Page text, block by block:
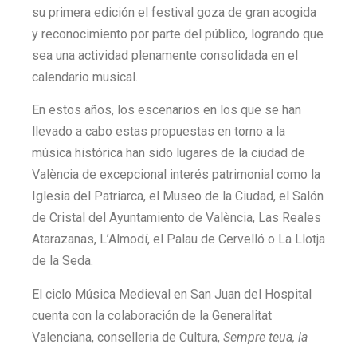
su primera edición el festival goza de gran acogida
y reconocimiento por parte del público, logrando que
sea una actividad plenamente consolidada en el
calendario musical.
En estos años, los escenarios en los que se han
llevado a cabo estas propuestas en torno a la
música histórica han sido lugares de la ciudad de
València de excepcional interés patrimonial como la
Iglesia del Patriarca, el Museo de la Ciudad, el Salón
de Cristal del Ayuntamiento de València, Las Reales
Atarazanas, L’Almodí, el Palau de Cervelló o La Llotja
de la Seda.
El ciclo Música Medieval en San Juan del Hospital
cuenta con la colaboración de la Generalitat
Valenciana, conselleria de Cultura, Sempre teua, la